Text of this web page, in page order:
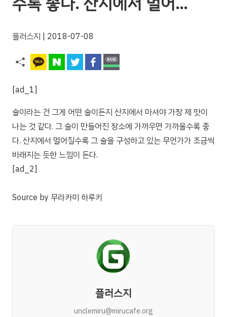
플러스지 | 2018-07-08
[ad_1]
술이라는 건 그게 어떤 술이든지 산지에서 마셔야 가장 제 맛이
나는 것 같다. 그 술이 만들어진 장소에 가까우면 가까울수록 좋
다. 산지에서 멀어질수록 그 술을 구성하고 있는 무언가가 조금씩
바래지는 듯한 느낌이 든다.
[ad_2]
Source by 무라카미 하루키
플러스지
unclemiru@mirucafe.org